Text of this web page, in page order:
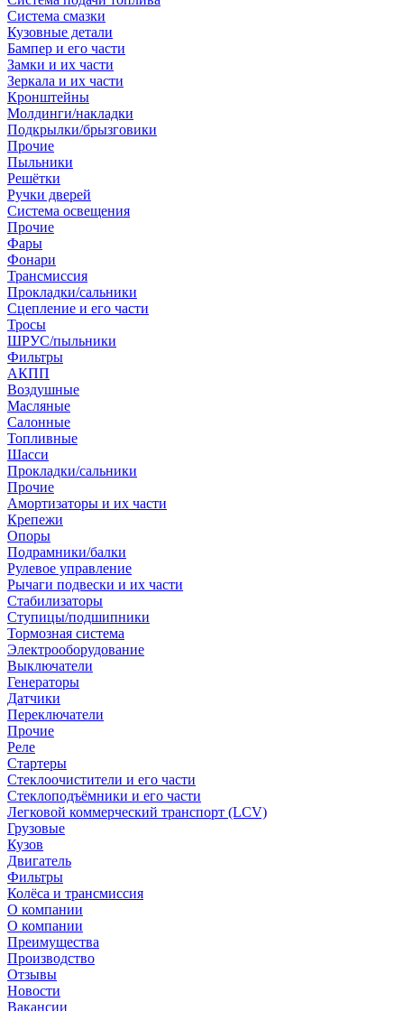
Система смазки
Кузовные детали
Бампер и его части
Замки и их части
Зеркала и их части
Кронштейны
Молдинги/накладки
Подкрылки/брызговики
Прочие
Пыльники
Решётки
Ручки дверей
Система освещения
Прочие
Фары
Фонари
Трансмиссия
Прокладки/сальники
Сцепление и его части
Тросы
ШРУС/пыльники
Фильтры
АКПП
Воздушные
Масляные
Салонные
Топливные
Шасси
Прокладки/сальники
Прочие
Амортизаторы и их части
Крепежи
Опоры
Подрамники/балки
Рулевое управление
Рычаги подвески и их части
Стабилизаторы
Ступицы/подшипники
Тормозная система
Электрооборудование
Выключатели
Генераторы
Датчики
Переключатели
Прочие
Реле
Стартеры
Стеклоочистители и его части
Стеклоподъёмники и его части
Легковой коммерческий транспорт (LCV)
Грузовые
Кузов
Двигатель
Фильтры
Колёса и трансмиссия
О компании
О компании
Преимущества
Производство
Отзывы
Новости
Вакансии